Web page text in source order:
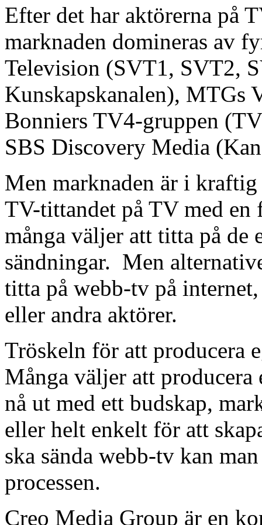
Efter det har aktörerna på
marknaden domineras av
Television (SVT1, SVT2,
Kunskapskanalen),
Bonniers TV4-gruppen
SBS Discovery Media
Men marknaden är i
TV-tittandet på TV med en
många väljer att titta på de
sändningar. Men
titta på webb-tv på
eller andra aktörer.
Tröskeln för att producera
Många väljer att
nå ut med ett budskap,
eller helt enkelt för att
ska sända webb-tv kan
processen.
Creo Media Group är en